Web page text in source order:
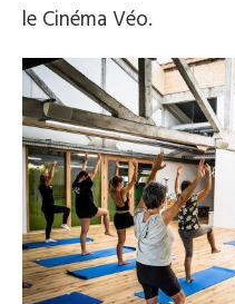
le Cinéma Véo.